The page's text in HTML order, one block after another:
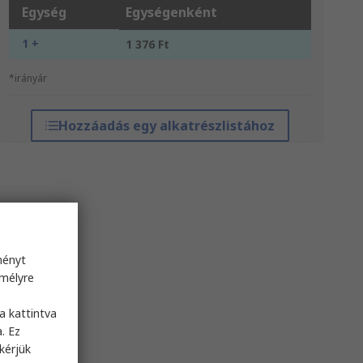
Egység Egységenként
1 + 1 376 Ft
*irányár
Hozzáadás egy alkatrészlistához
kattintva
Ez